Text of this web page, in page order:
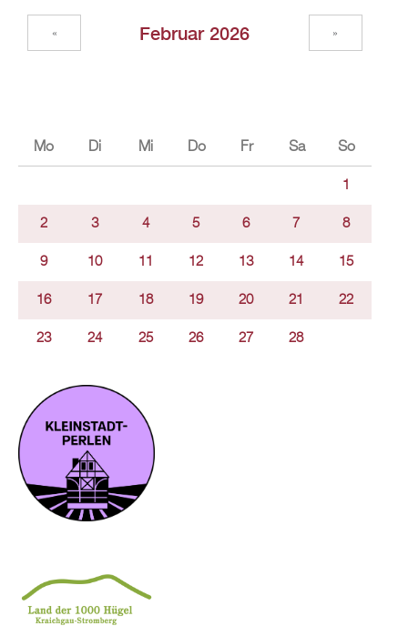
Februar 2026
« »
Mo Di Mi Do Fr Sa So
1
2 3 4 5 6 7 8
9 10 11 12 13 14 15
16 17 18 19 20 21 22
23 24 25 26 27 28